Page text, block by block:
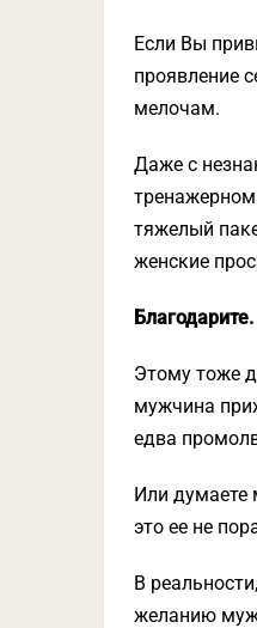
Если Вы
проявление
мелочам.
Даже с
тренажерном
тяжелый
женские
Благодарите.
Этому тоже
мужчина
едва
Или думаете
это ее не
В
желанию